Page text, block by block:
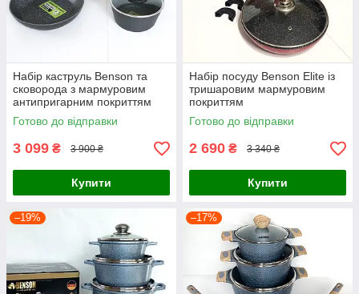
Набір каструль Benson та
сковорода з мармуровим
антипригарним покриттям
Готово до відправки
3 099 ₴ 3 900 ₴
Купити
Набір посуду Benson Elite із
тришаровим мармуровим
покриттям
Готово до відправки
2 690 ₴ 3 340 ₴
Купити
–19% –17%